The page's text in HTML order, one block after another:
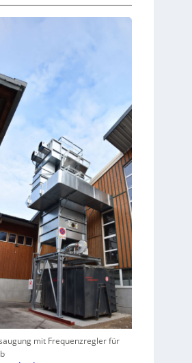
mit Frequenzregler für